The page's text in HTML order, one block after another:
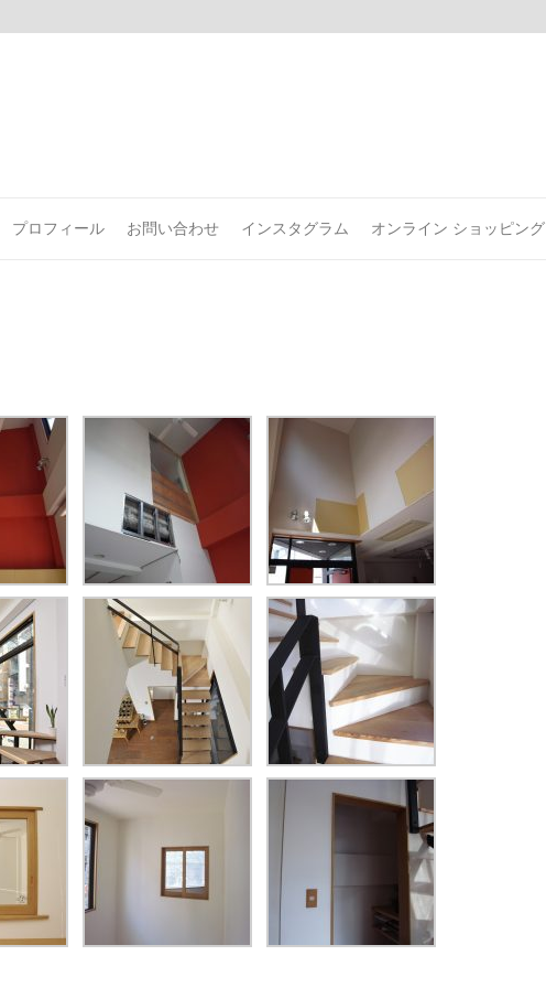
プロフィール お問い合わせ インスタグラム オンライン ショッピング